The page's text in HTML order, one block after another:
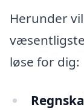
Herunder
løse for dig: